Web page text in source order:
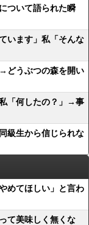
ついて語られた瞬
います」私「そんな
どうぶつの森を開い
「何したの？」→事
級生から信じられな
めてほしい」と言わ
て美味しく無くな